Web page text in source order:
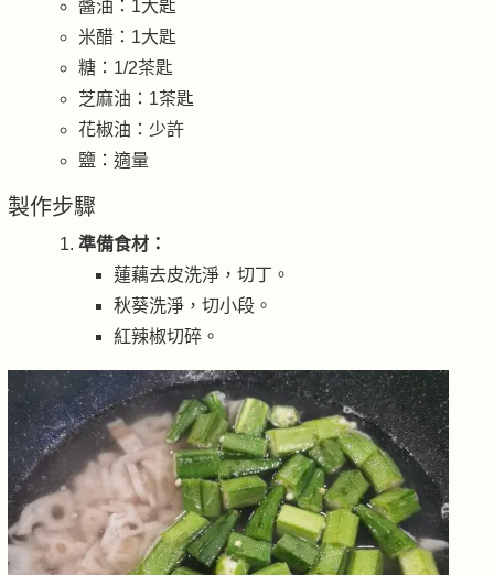
醬油：1大匙
米醋：1大匙
糖：1/2茶匙
芝麻油：1茶匙
花椒油：少許
鹽：適量
製作步驟
準備食材：
蓮藕去皮洗淨，切丁。
秋葵洗淨，切小段。
紅辣椒切碎。